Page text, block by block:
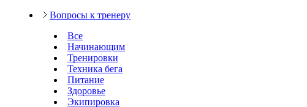
Вопросы к тренеру
Все
Начинающим
Тренировки
Техника бега
Питание
Здоровье
Экипировка